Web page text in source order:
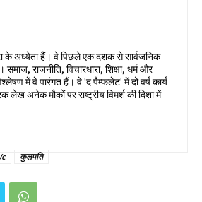
के अध्येता हैं। वे पिछले एक दशक से सार्वजनिक
राजनीति, विचारधारा, शिक्षा, धर्म और
में वे पारंगत हैं। वे 'द पैम्फलेट' में दो वर्ष कार्य
अनेक मौकों पर राष्ट्रीय विमर्श की दिशा में
कुलपति